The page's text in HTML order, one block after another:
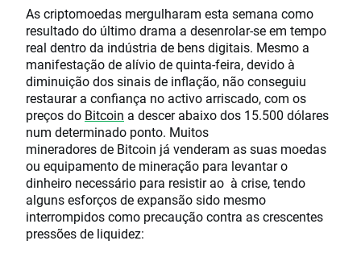
As criptomoedas mergulharam esta semana como
resultado do último drama a desenrolar-se em tempo
real dentro da indústria de bens digitais. Mesmo a
manifestação de alívio de quinta-feira, devido à
diminuição dos sinais de inflação, não conseguiu
restaurar a confiança no activo arriscado, com os
preços do Bitcoin a descer abaixo dos 15.500 dólares
num determinado ponto. Muitos
mineradores de Bitcoin já venderam as suas moedas
ou equipamento de mineração para levantar o
dinheiro necessário para resistir ao à crise, tendo
alguns esforços de expansão sido mesmo
interrompidos como precaução contra as crescentes
pressões de liquidez: